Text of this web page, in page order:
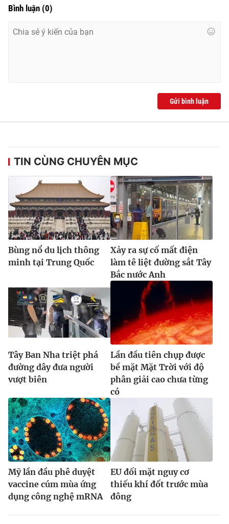
Bình luận (0)
Gửi bình luận
TIN CÙNG CHUYÊN MỤC
Bùng nổ du lịch thông
minh tại Trung Quốc
Xảy ra sự cố mất điện
làm tê liệt đường sắt Tây
Bắc nước Anh
Tây Ban Nha triệt phá
đường dây đưa người
vượt biên
Lần đầu tiên chụp được
bề mặt Mặt Trời với độ
phân giải cao chưa từng
có
Mỹ lần đầu phê duyệt
vaccine cúm mùa ứng
dụng công nghệ mRNA
EU đối mặt nguy cơ
thiếu khí đốt trước mùa
đông